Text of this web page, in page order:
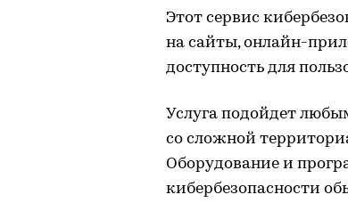
Этот сервис
на сайты, онлайн-
доступность для
Услуга подойдет
со сложной
Оборудование и
кибербезопасности